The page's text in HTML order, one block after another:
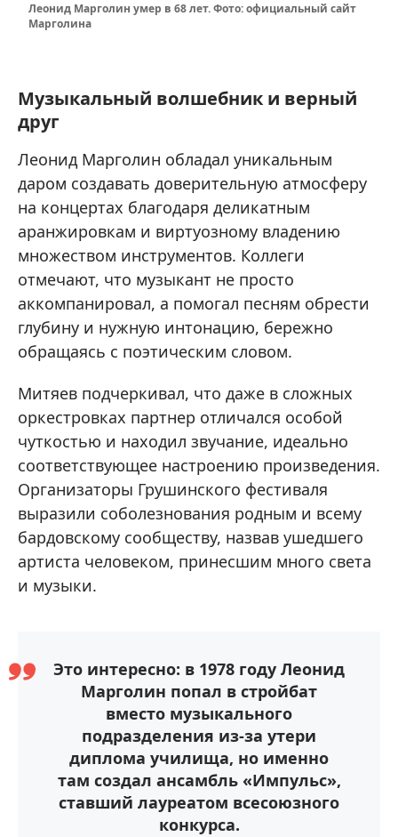
Леонид Марголин умер в 68 лет. Фото: официальный сайт
Марголина
Музыкальный волшебник и верный
друг
Леонид Марголин обладал уникальным
даром создавать доверительную атмосферу
на концертах благодаря деликатным
аранжировкам и виртуозному владению
множеством инструментов. Коллеги
отмечают, что музыкант не просто
аккомпанировал, а помогал песням обрести
глубину и нужную интонацию, бережно
обращаясь с поэтическим словом.
Митяев подчеркивал, что даже в сложных
оркестровках партнер отличался особой
чуткостью и находил звучание, идеально
соответствующее настроению произведения.
Организаторы Грушинского фестиваля
выразили соболезнования родным и всему
бардовскому сообществу, назвав ушедшего
артиста человеком, принесшим много света
и музыки.
Это интересно: в 1978 году Леонид
Марголин попал в стройбат
вместо музыкального
подразделения из-за утери
диплома училища, но именно
там создал ансамбль «Импульс»,
ставший лауреатом всесоюзного
конкурса.